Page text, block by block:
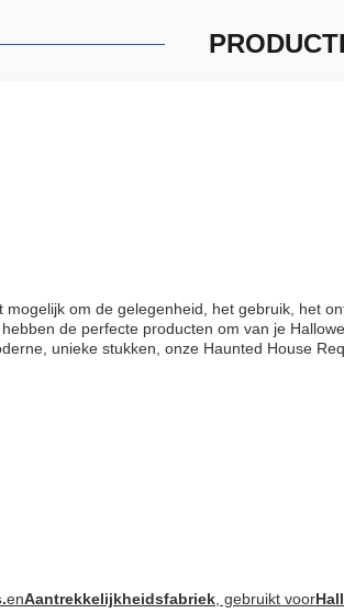
om de gelegenheid, het gebruik, het
de perfecte producten om van je
unieke stukken, onze Haunted House
enAantrekkelijkheidsfabriek , gebruikt voor